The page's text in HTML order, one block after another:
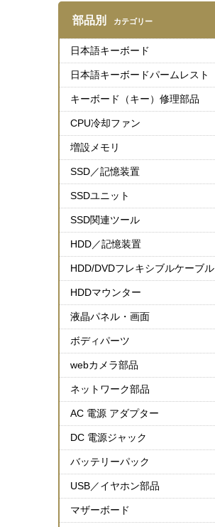
部品別 カテゴリー
日本語キーボード
日本語キーボードパームレスト
キーボード（キー）修理部品
CPU冷却ファン
増設メモリ
SSD／記憶装置
SSDユニット
SSD関連ツール
HDD／記憶装置
HDD/DVDフレキシブルケーブル
HDDマウンター
液晶パネル・画面
ボディパーツ
webカメラ部品
ネットワーク部品
AC 電源 アダプター
DC 電源ジャック
バッテリーパック
USB／イヤホン部品
マザーボード